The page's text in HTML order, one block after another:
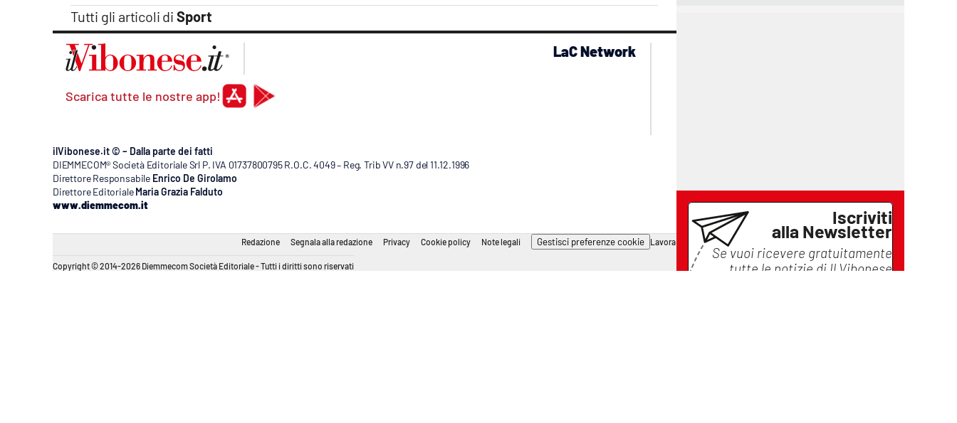
Tutti gli articoli di Sport
Iscriviti
alla Newsletter
Se vuoi ricevere gratuitamente
tutte le notizie di Il Vibonese
Scarica tutte le nostre app!
LaC Network
ilVibonese.it © – Dalla parte dei fatti
DIEMMECOM® Società Editoriale Srl P. IVA 01737800795 R.O.C. 4049 – Reg. Trib VV n.97 del 11.12.1996
Direttore Responsabile Enrico De Girolamo
Direttore Editoriale Maria Grazia Falduto
www.diemmecom.it
Redazione Segnala alla redazione Privacy Cookie policy Note legali Gestisci preferenze cookie Lavora con noi
Copyright © 2014-2026 Diemmecom Società Editoriale - Tutti i diritti sono riservati